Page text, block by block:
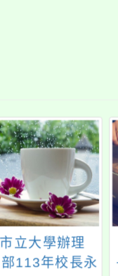
立大學辦理
部113年校長永